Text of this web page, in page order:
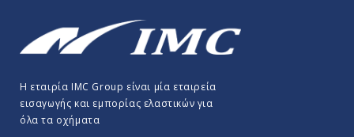
Η εταιρία IMC Group είναι μία εταιρεία
εισαγωγής και εμπορίας ελαστικών για
όλα τα οχήματα